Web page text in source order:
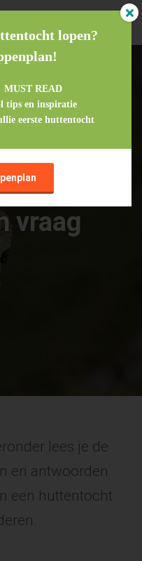
vraag
lees je de
en antwoorden
een huttentocht
lopen?
MUST READ
tips en inspiratie
eerste huttentocht